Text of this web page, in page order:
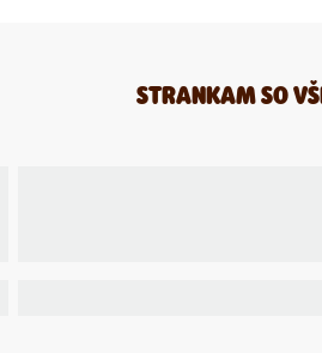
STRANKAM SO